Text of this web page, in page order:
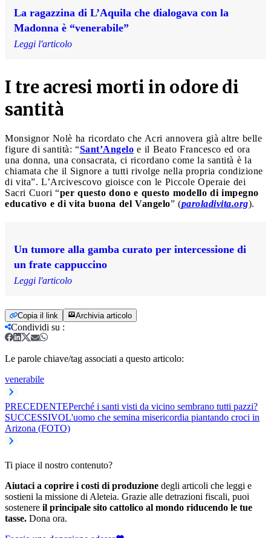
La ragazzina di L’Aquila che dialogava con la
Madonna è “venerabile”
Leggi l'articolo
I tre acresi morti in odore di
santità
Monsignor Nolè ha ricordato che Acri annovera già altre belle
figure di santità: “Sant’Angelo e il Beato Francesco ed ora
una donna, una consacrata, ci ricordano come la santità è la
chiamata che il Signore a tutti rivolge nella propria condizione
di vita”. L’Arcivescovo gioisce con le Piccole Operaie dei
Sacri Cuori “per questo dono e questo modello di impegno
educativo e di vita buona del Vangelo” (paroladivita.org).
Un tumore alla gamba curato per intercessione di
un frate cappuccino
Leggi l'articolo
Copia il link Archivia articolo
Condividi su :
Le parole chiave/tag associati a questo articolo:
venerabile
PRECEDENTEPerché i santi visti da vicino sembrano tutti pazzi?
SUCCESSIVOL'uomo che semina misericordia piantando croci in
Arizona (FOTO)
Ti piace il nostro contenuto?
Aiutaci a coprire i costi di produzione degli articoli che leggi e
sostieni la missione di Aleteia. Grazie alle detrazioni fiscali, puoi
sostenere il principale sito cattolico al mondo riducendo le tue
tasse. Dona ora.